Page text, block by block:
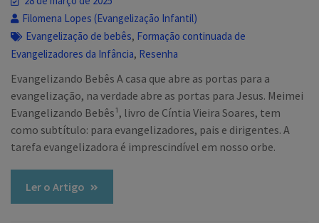
Filomena Lopes (Evangelização Infantil)
Evangelização de bebês, Formação continuada de
Evangelizadores da Infância, Resenha
Evangelizando Bebês A casa que abre as portas para a
evangelização, na verdade abre as portas para Jesus. Meimei
Evangelizando Bebês¹, livro de Cíntia Vieira Soares, tem
como subtítulo: para evangelizadores, pais e dirigentes. A
tarefa evangelizadora é imprescindível em nosso orbe.
Ler o Artigo